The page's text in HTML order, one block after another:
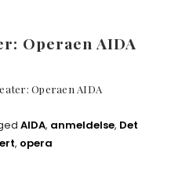
Operaen AIDA
Teater: Operaen AIDA
AIDA, anmeldelse, Det
, opera